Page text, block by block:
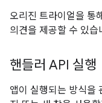
오리진 트라이얼을 통
의견을 제공할 수 있습
핸들러 API 실행
앱이 실행되는 방식을